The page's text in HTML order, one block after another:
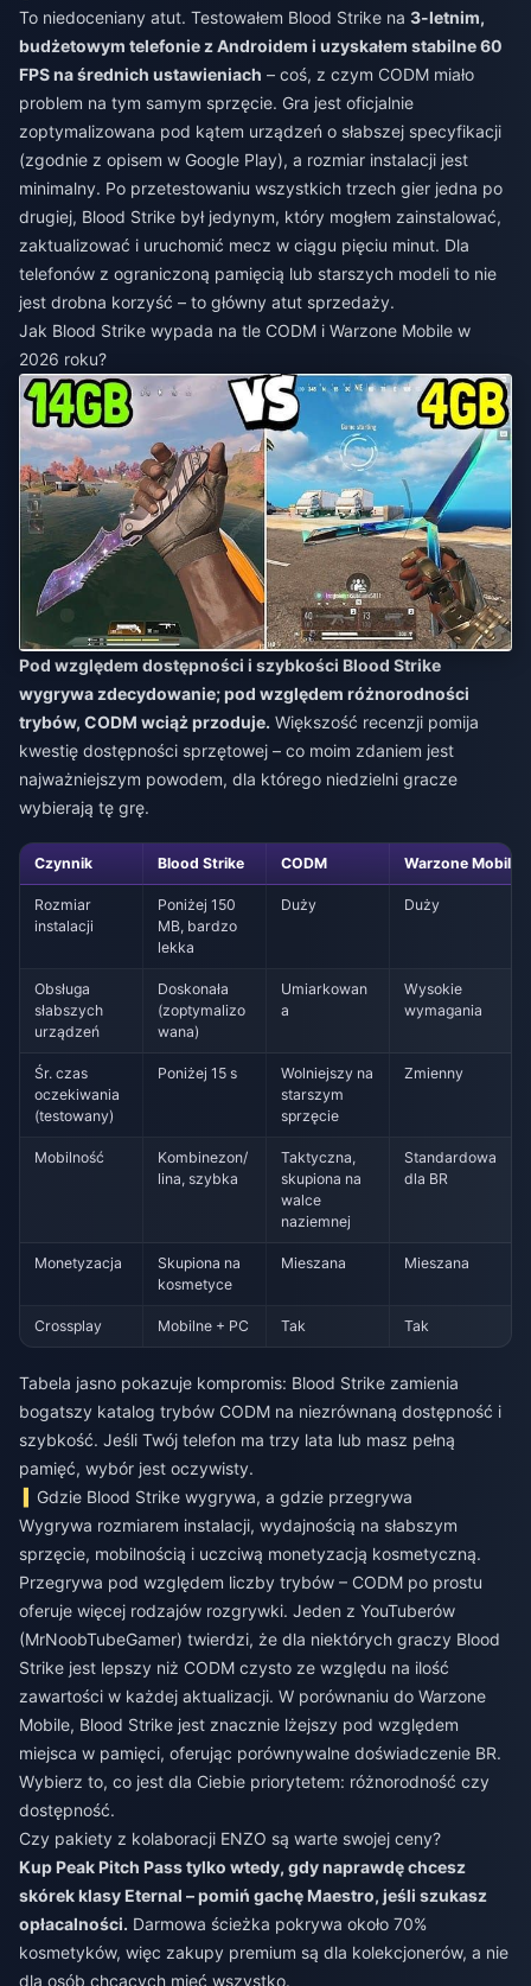
To niedoceniany atut. Testowałem Blood Strike na 3-letnim,
budżetowym telefonie z Androidem i uzyskałem stabilne 60
FPS na średnich ustawieniach – coś, z czym CODM miało
problem na tym samym sprzęcie. Gra jest oficjalnie
zoptymalizowana pod kątem urządzeń o słabszej specyfikacji
(zgodnie z opisem w Google Play), a rozmiar instalacji jest
minimalny. Po przetestowaniu wszystkich trzech gier jedna po
drugiej, Blood Strike był jedynym, który mogłem zainstalować,
zaktualizować i uruchomić mecz w ciągu pięciu minut. Dla
telefonów z ograniczoną pamięcią lub starszych modeli to nie
jest drobna korzyść – to główny atut sprzedaży.
Jak Blood Strike wypada na tle CODM i Warzone Mobile w
2026 roku?
Pod względem dostępności i szybkości Blood Strike
wygrywa zdecydowanie; pod względem różnorodności
trybów, CODM wciąż przoduje. Większość recenzji pomija
kwestię dostępności sprzętowej – co moim zdaniem jest
najważniejszym powodem, dla którego niedzielni gracze
wybierają tę grę.
Czynnik Blood Strike CODM Warzone Mobile
Rozmiar
instalacji
Poniżej 150
MB, bardzo
lekka
Duży Duży
Obsługa
słabszych
urządzeń
Doskonała
(zoptymalizo
wana)
Umiarkowan
a
Wysokie
wymagania
Śr. czas
oczekiwania
(testowany)
Poniżej 15 s
Wolniejszy na
starszym
sprzęcie
Zmienny
Mobilność
Kombinezon/
lina, szybka
Taktyczna,
skupiona na
walce
naziemnej
Standardowa
dla BR
Monetyzacja
Skupiona na
kosmetyce
Mieszana Mieszana
Crossplay Mobilne + PC Tak Tak
Tabela jasno pokazuje kompromis: Blood Strike zamienia
bogatszy katalog trybów CODM na niezrównaną dostępność i
szybkość. Jeśli Twój telefon ma trzy lata lub masz pełną
pamięć, wybór jest oczywisty.
Gdzie Blood Strike wygrywa, a gdzie przegrywa
Wygrywa rozmiarem instalacji, wydajnością na słabszym
sprzęcie, mobilnością i uczciwą monetyzacją kosmetyczną.
Przegrywa pod względem liczby trybów – CODM po prostu
oferuje więcej rodzajów rozgrywki. Jeden z YouTuberów
(MrNoobTubeGamer) twierdzi, że dla niektórych graczy Blood
Strike jest lepszy niż CODM czysto ze względu na ilość
zawartości w każdej aktualizacji. W porównaniu do Warzone
Mobile, Blood Strike jest znacznie lżejszy pod względem
miejsca w pamięci, oferując porównywalne doświadczenie BR.
Wybierz to, co jest dla Ciebie priorytetem: różnorodność czy
dostępność.
Czy pakiety z kolaboracji ENZO są warte swojej ceny?
Kup Peak Pitch Pass tylko wtedy, gdy naprawdę chcesz
skórek klasy Eternal – pomiń gachę Maestro, jeśli szukasz
opłacalności. Darmowa ścieżka pokrywa około 70%
kosmetyków, więc zakupy premium są dla kolekcjonerów, a nie
dla osób chcących mieć wszystko.